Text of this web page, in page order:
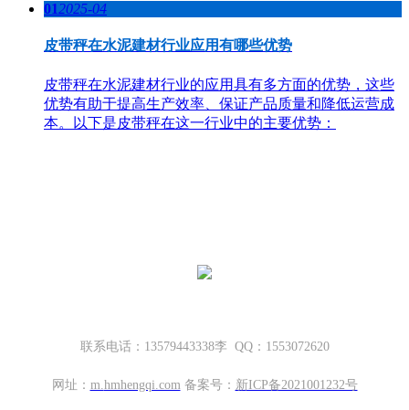
012025-04
皮带秤在水泥建材行业应用有哪些优势
皮带秤在水泥建材行业的应用具有多方面的优势，这些
优势有助于提高生产效率、保证产品质量和降低运营成
本。以下是皮带秤在这一行业中的主要优势：
联系电话：13579443338李 QQ：1553072620
网址： m. hmhengqi.com 备案号： 新ICP备2021001232号